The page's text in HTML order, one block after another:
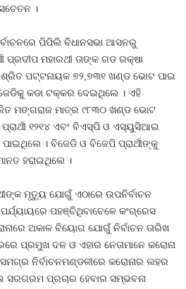
।
ପିପିଲି ବିଧାନସଭା ଆସନରୁ
ପ୍ରଦୀପ ମହାରଥୀ ତାଙ୍କ ଗଡ ରକ୍ଷା
ପଟ୍ଟନାୟକ ୭୨,୭୩୧ ଖଣ୍ଡ ଭୋଟ ପାଇ
କଡା ଟକ୍କର ଦେଇଥିଲେ । ଏହି
ମଙ୍ଗରାଜ ମାତ୍ର ୯୮୩୦ ଖଣ୍ଡ ଭୋଟ
୧୨୧୪ ଏବଂ ବିଏସ୍‍ପି ଓ ଏସ୍‍ୟୁସିଆଇ
। ବିଜେଡି ଓ ବିଜେପି ପ୍ରାର୍ଥୀଙ୍କୁ
ହରାଇଥିଲେ ।
ମୃତ୍ୟୁ ଯୋଗୁଁ ଏଠାରେ ଉପନିର୍ବାଚନ
ପହଞ୍ଚିଥିବାବେଳେ କଂଗ୍ରେସ
ଅକାଳ ବିୟୋଗ ଯୋଗୁଁ ନିର୍ବାଚନ ତାରିଖ
ପ୍ରମୁଖ ଦଳ ଓ ଏହାର ନେତାମାନେ କରୋନା
ନିର୍ବାଚନମଣ୍ଡଳୀରେ କରୋନାର ଲହର
ସରଗରମ ପ୍ରଚାର ହେବାର ସମ୍ଭବନା